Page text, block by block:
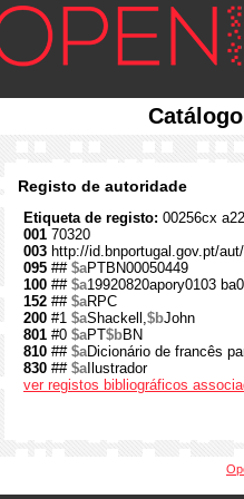
Registo de autoridade
Etiqueta de registo: 00256cx
001 70320
003 http://id.bnportugal.gov.pt/
095 ## $aPTBN00050449
100 ## $a19920820apory0103 ba0
152 ## $aRPC
200 #1 $aShackell,$bJohn
801 #0 $aPT$bBN
810 ## $aDicionário de francês
830 ## $aIlustrador
ver registos bibliográficos